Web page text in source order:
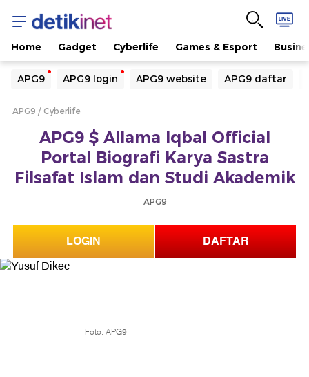
Home Gadget Cyberlife Games & Esport
APG9 APG9 login APG9 website APG9 daftar
Yang sedang ramai dicari
Loading...
Loading...
APG9 Cyberlife
APG9 $ Allama Iqbal Official
Portal Biografi Karya Sastra
Filsafat Islam dan Studi Akademik
APG9
LOGIN DAFTAR
Foto: APG9